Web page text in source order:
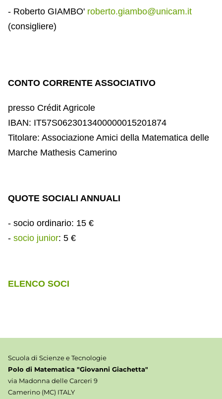
- Roberto GIAMBO' roberto.giambo@unicam.it
(consigliere)
CONTO CORRENTE ASSOCIATIVO
presso Crédit Agricole
IBAN: IT57S0623013400000015201874
Titolare: Associazione Amici della Matematica delle
Marche Mathesis Camerino
QUOTE SOCIALI ANNUALI
- socio ordinario: 15 €
- socio junior: 5 €
ELENCO SOCI
Scuola di Scienze e Tecnologie
Polo di Matematica "Giovanni Giachetta"
via Madonna delle Carceri 9
Camerino (MC) ITALY